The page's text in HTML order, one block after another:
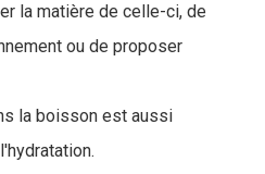
la matière de celle-ci, de
ou de proposer
la boisson est aussi